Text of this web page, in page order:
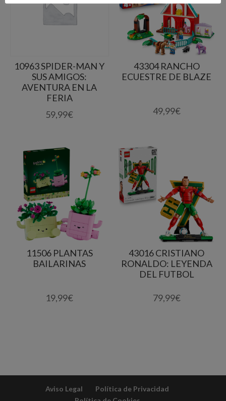
10963 SPIDER-MAN Y
SUS AMIGOS:
AVENTURA EN LA
FERIA
59,99€
43304 RANCHO
ECUESTRE DE BLAZE
49,99€
11506 PLANTAS
BAILARINAS
19,99€
43016 CRISTIANO
RONALDO: LEYENDA
DEL FUTBOL
79,99€
Aviso Legal
Política de Privacidad